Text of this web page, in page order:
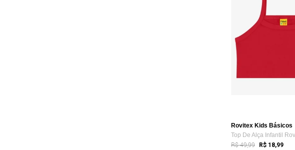
Rovitex Kids Básicos
R$ 49,99 R$ 18,99